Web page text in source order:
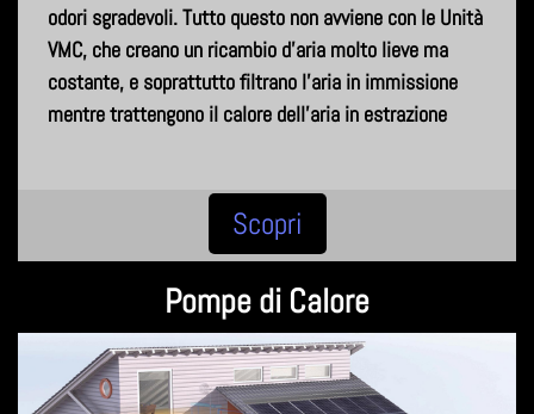
odori sgradevoli. Tutto questo non avviene con le Unità
VMC, che creano un ricambio d’aria molto lieve ma
costante, e soprattutto filtrano l’aria in immissione
mentre trattengono il calore dell’aria in estrazione
Scopri
Pompe di Calore